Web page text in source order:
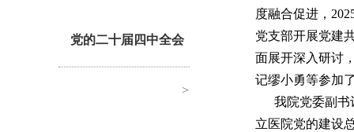
党的二十届四中全会
>
度融合促进，
党支部开展党建
面展开深入研讨
记缪小勇等参加
我院党委副
立医院党的建设